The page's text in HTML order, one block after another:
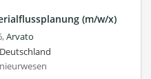
(m/w/x)
Arvato